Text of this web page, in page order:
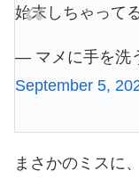
始末しちゃって
— マメに手を洗
September 5,
まさかのミスに